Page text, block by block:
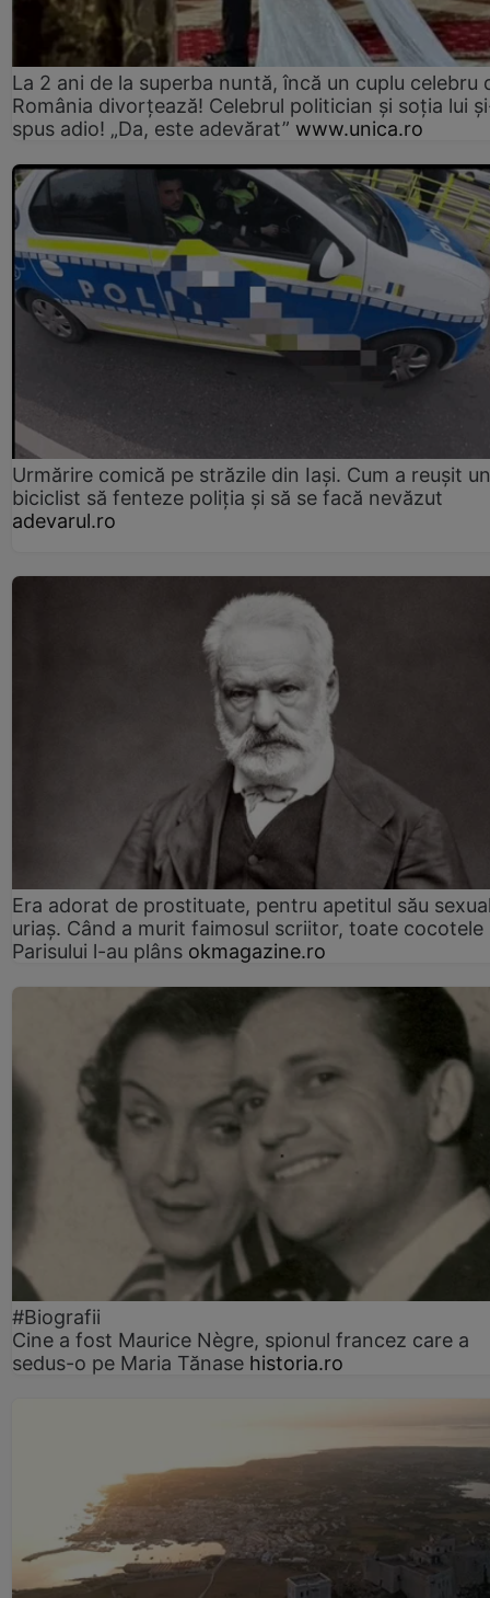
La 2 ani de la superba nuntă, încă un cuplu celebru
România divorțează! Celebrul politician și soția lui
spus adio! „Da, este adevărat” www.unica.ro
Urmărire comică pe străzile din Iași. Cum a reușit un
biciclist să fenteze poliția și să se facă nevăzut
adevarul.ro
Era adorat de prostituate, pentru apetitul său
uriaș. Când a murit faimosul scriitor, toate cocotele
Parisului l-au plâns okmagazine.ro
#Biografii
Cine a fost Maurice Nègre, spionul francez care a
sedus-o pe Maria Tănase historia.ro